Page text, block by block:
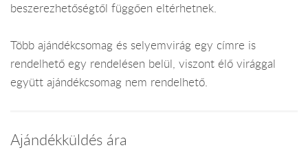
beszerezhetőségtől függően eltérhetnek.
Több ajándékcsomag és selyemvirág egy címre is
rendelhető egy rendelésen belül, viszont élő virággal
együtt ajándékcsomag nem rendelhető.
Ajándékküldés ára